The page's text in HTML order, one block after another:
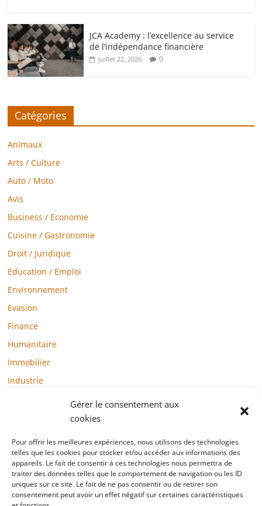
Gérer le consentement aux
cookies
Pour offrir les meilleures expériences, nous utilisons des technologies
telles que les cookies pour stocker et/ou accéder aux informations des
appareils. Le fait de consentir à ces technologies nous permettra de
traiter des données telles que le comportement de navigation ou les ID
uniques sur ce site. Le fait de ne pas consentir ou de retirer son
consentement peut avoir un effet négatif sur certaines caractéristiques
JCA Academy : l’excellence au service
de l’indépendance financière
juillet 22, 2026 0
Catégories
Animaux
Arts / Culture
Auto / Moto
Avis
Business / Economie
Cuisine / Gastronomie
Droit / Juridique
Education / Emploi
Environnement
Evasion
Finance
Humanitaire
Immobilier
Industrie
Mode / Beauté / Bien-être
Santé
Société